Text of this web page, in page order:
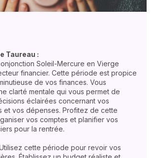
Taureau :
Soleil-Mercure en Vierge
financier. Cette période est propice
de vos finances. Vous
clarté mentale qui vous permet de
éclairées concernant vos
et vos dépenses. Profitez de cette
vos comptes et planifier vos
pour la rentrée.
cette période pour revoir vos